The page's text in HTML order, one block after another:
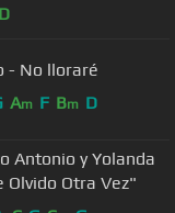
D
- No lloraré
Am F Bm D
Antonio y Yolanda
Olvido Otra Vez"